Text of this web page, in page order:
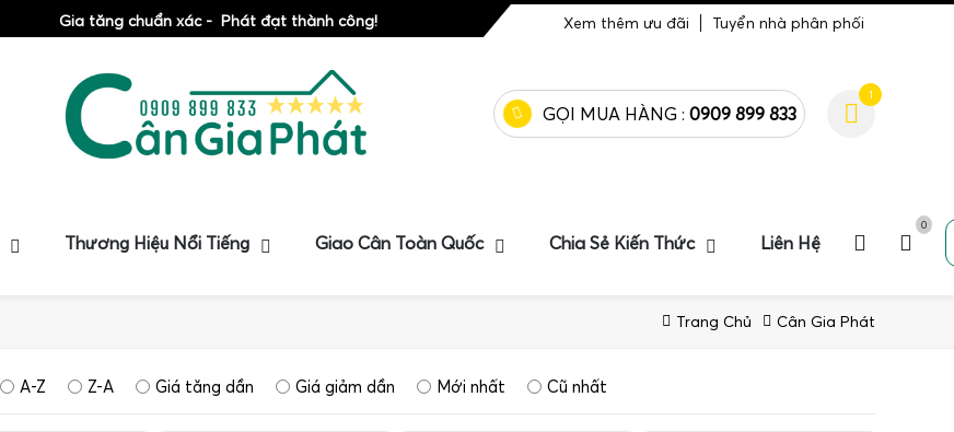
Gia tăng chuẩn xác - Phát đạt thành công! Xem thêm ưu đãi Tuyển nhà phân phối
GỌI MUA HÀNG : 0909 899 833
1
Thương Hiệu Nổi Tiếng Giao Cân Toàn Quốc Chia Sẻ Kiến Thức Liên Hệ
0
Trang Chủ Cân Gia Phát
A-Z Z-A Giá tăng dần Giá giảm dần Mới nhất Cũ nhất